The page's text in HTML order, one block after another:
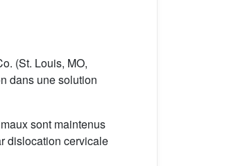
(St. Louis, MO,
dans une solution
sont maintenus
dislocation cervicale